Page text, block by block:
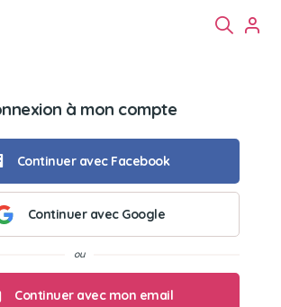
Chats
à mon compte
Continuer avec Facebook
Continuer avec Google
Continuer avec mon email